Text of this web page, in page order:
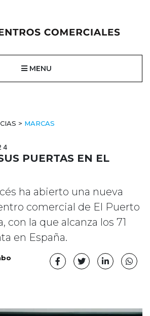
MENU
> MARCAS
PUERTAS EN EL
ha abierto una nueva
comercial de El Puerto
con la que alcanza los 71
en España.